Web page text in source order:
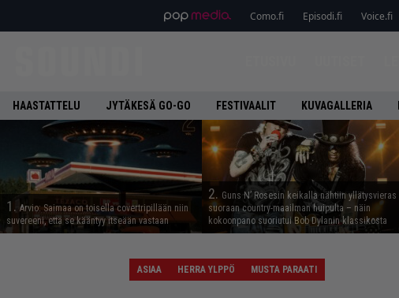
Como.fi Episodi.fi Voice.fi
HAASTATTELU JYTÄKESÄ GO-GO FESTIVAALIT KUVAGALLERIA
1. Arvio: Saimaa on toisella covertripillään niin
suvereeni, että se kääntyy itseään vastaan
2. Guns N’ Rosesin keikalla nähtiin yllätysvieras
suoraan country-maailman huipulta – näin
kokoonpano suoriutui Bob Dylanin klassikosta
ASIAA HERRA YLPPÖ MUSTA PARAATI